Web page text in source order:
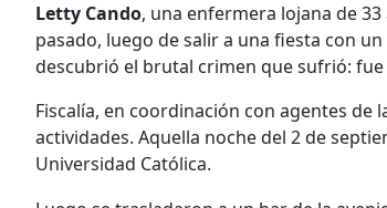
Letty Cando, ​una enfermera lojana de
pasado, luego de salir a una fiesta con
descubrió el brutal crimen que sufrió:
Fiscalía, en coordinación con agentes
actividades. Aquella noche del 2 de
Universidad Católica.